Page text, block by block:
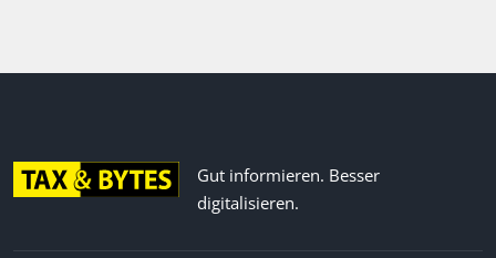
Gut informieren. Besser
digitalisieren.